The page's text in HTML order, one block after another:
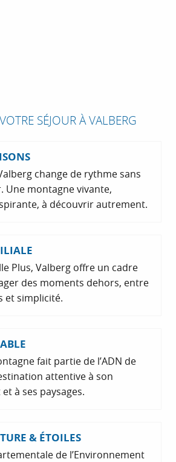
SÉJOUR À VALBERG
change de rythme sans
Une montagne vivante,
à découvrir autrement.
Plus, Valberg offre un cadre
des moments dehors, entre
et simplicité.
fait partie de l’ADN de
attentive à son
à ses paysages.
& ÉTOILES
de l’Environnement